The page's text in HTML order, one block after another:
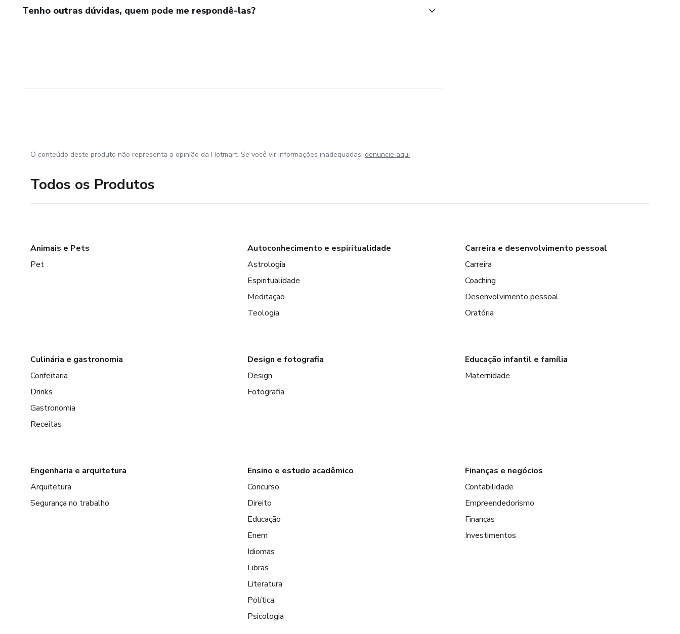
Tenho outras dúvidas, quem pode me respondê-las?
O conteúdo deste produto não representa a opinião da Hotmart. Se você vir informações inadequadas, denuncie aqui
Todos os Produtos
Animais e Pets
Pet
Autoconhecimento e espiritualidade
Astrologia
Espiritualidade
Meditação
Teologia
Carreira e desenvolvimento pessoal
Carreira
Coaching
Desenvolvimento pessoal
Oratória
Culinária e gastronomia
Confeitaria
Drinks
Gastronomia
Receitas
Design e fotografia
Design
Fotografia
Educação infantil e família
Maternidade
Engenharia e arquitetura
Arquitetura
Segurança no trabalho
Ensino e estudo acadêmico
Concurso
Direito
Educação
Enem
Idiomas
Libras
Literatura
Política
Psicologia
Finanças e negócios
Contabilidade
Empreendedorismo
Finanças
Investimentos